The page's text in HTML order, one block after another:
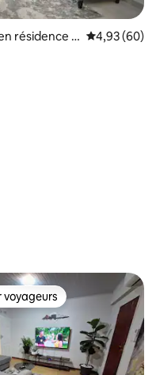
résidence ⋅
Évaluation
4,93 (60)